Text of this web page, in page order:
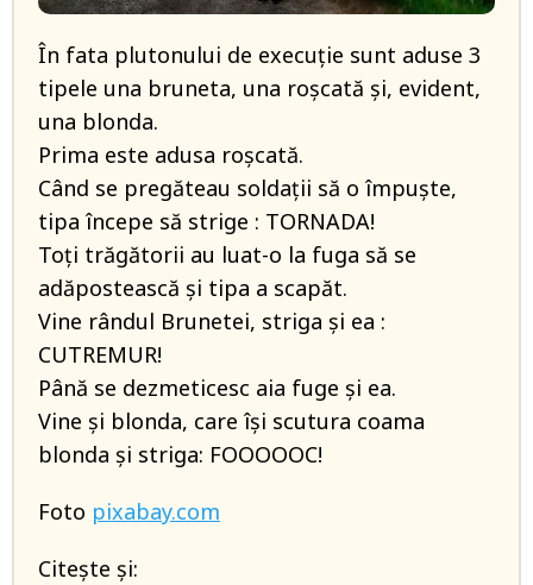
În fata plutonului de execuție sunt aduse 3
tipele una bruneta, una roșcată și, evident,
una blonda.
Prima este adusa roșcată.
Când se pregăteau soldații să o împuște,
tipa începe să strige : TORNADA!
Toți trăgătorii au luat-o la fuga să se
adăpostească și tipa a scapăt.
Vine rândul Brunetei, striga și ea :
CUTREMUR!
Până se dezmeticesc aia fuge și ea.
Vine și blonda, care își scutura coama
blonda și striga: FOOOOOC!
Foto pixabay.com
Citește și: